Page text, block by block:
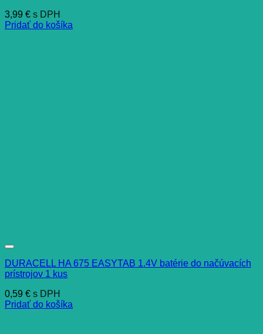
3,99 € s DPH
Pridať do košíka
DURACELL HA 675 EASYTAB 1.4V batérie do načúvacích
prístrojov 1 kus
0,59 € s DPH
Pridať do košíka